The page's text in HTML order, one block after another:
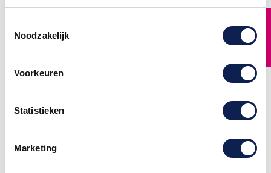
Noodzakelijk
Voorkeuren
Statistieken
Marketing
Side art Mario stickers Side-
art gebasseerd op de
uw eigen cabinet, of voor op
de muur! Verschillende